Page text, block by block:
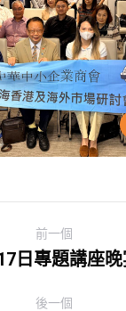
前一個
Previous
日專題講座晚
後一個